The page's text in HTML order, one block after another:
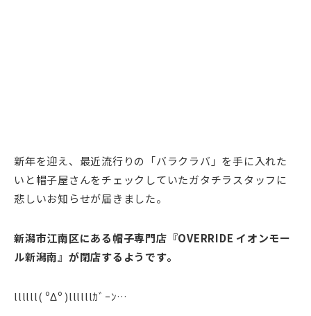
新年を迎え、最近流行りの「バラクラバ」を手に入れた
いと帽子屋さんをチェックしていたガタチラスタッフに
悲しいお知らせが届きました。
新潟市江南区にある帽子専門店『OVERRIDE イオンモー
ル新潟南』が閉店するようです。
llllll( ºΔº )llllllｶﾞｰﾝ…